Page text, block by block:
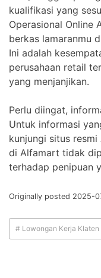
kualifikasi yang
Operasional Online
berkas lamaranmu
Ini adalah
perusahaan retail
yang menjanjikan.
Perlu diingat,
Untuk informasi
kunjungi situs
di Alfamart tidak
terhadap penipuan
Originally posted 2025-
# Lowongan Kerja Klaten